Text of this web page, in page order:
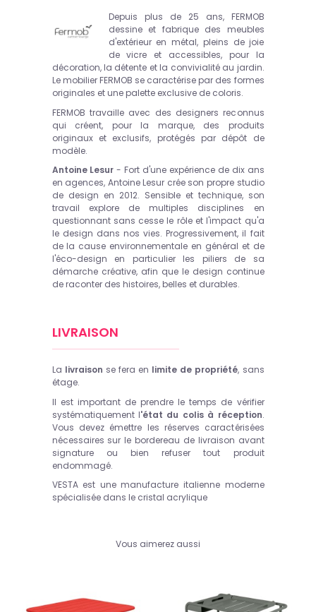
Depuis plus de 25 ans, FERMOB
dessine et fabrique des meubles
d'extérieur en métal, pleins de joie
de vicre et accessibles, pour la
décoration, la détente et la convivialité au jardin.
Le mobilier FERMOB se caractérise par des formes
originales et une palette exclusive de coloris.
FERMOB travaille avec des designers reconnus
qui créent, pour la marque, des produits
originaux et exclusifs, protégés par dépôt de
modèle.
Antoine Lesur - Fort d'une expérience de dix ans
en agences, Antoine Lesur crée son propre studio
de design en 2012. Sensible et technique, son
travail explore de multiples disciplines en
questionnant sans cesse le rôle et l'impact qu'a
le design dans nos vies. Progressivement, il fait
de la cause environnementale en général et de
l'éco-design en particulier les piliers de sa
démarche créative, afin que le design continue
de raconter des histoires, belles et durables.
LIVRAISON
La livraison se fera en limite de propriété, sans
étage.
Il est important de prendre le temps de vérifier
systématiquement l'état du colis à réception.
Vous devez émettre les réserves caractérisées
nécessaires sur le bordereau de livraison avant
signature ou bien refuser tout produit
endommagé.
VESTA est une manufacture italienne moderne
spécialisée dans le cristal acrylique
Vous aimerez aussi